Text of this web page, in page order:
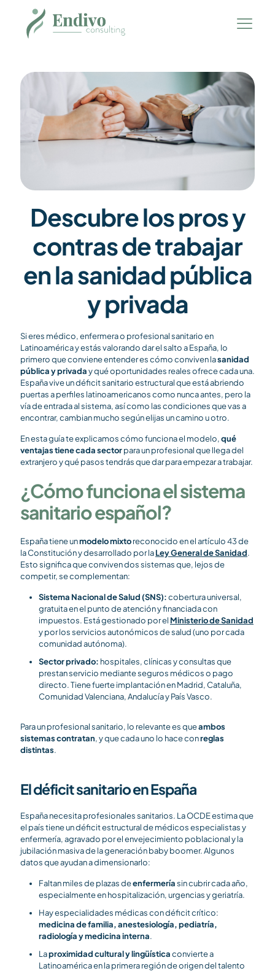
Descubre los pros y
contras de trabajar
en la sanidad pública
y privada
Si eres médico, enfermera o profesional sanitario en
Latinoamérica y estás valorando dar el salto a España, lo
primero que conviene entender es cómo conviven lasanidad
pública y privaday qué oportunidades reales ofrece cada una.
España vive un déficit sanitario estructural que está abriendo
puertas a perfiles latinoamericanos como nunca antes, pero la
vía de entrada al sistema, así como las condiciones que vas a
encontrar, cambian mucho según elijas un camino u otro.
En esta guía te explicamos cómo funciona el modelo,qué
ventajas tiene cada sectorpara un profesional que llega del
extranjero y qué pasos tendrás que dar para empezar a trabajar.
¿Cómo funciona el sistema
sanitario español?
España tiene unmodelo mixtoreconocido en el artículo 43 de
la Constitución y desarrollado por laLey General de Sanidad.
Esto significa que conviven dos sistemas que, lejos de
competir, se complementan:
Sistema Nacional de Salud (SNS):cobertura universal,
gratuita en el punto de atención y financiada con
impuestos. Está gestionado por el Ministerio de Sanidad
y por los servicios autonómicos de salud (uno por cada
comunidad autónoma).
Sector privado: hospitales, clínicas y consultas que
prestan servicio mediante seguros médicos o pago
directo. Tiene fuerte implantación en Madrid, Cataluña,
Comunidad Valenciana, Andalucía y País Vasco.
Para un profesional sanitario, lo relevante es queambos
sistemas contratan, y que cada uno lo hace conreglas
distintas.
El déficit sanitario en España
España necesita profesionales sanitarios. La OCDE estima que
el país tiene un déficit estructural de médicos especialistas y
enfermería, agravado por el envejecimiento poblacional y la
jubilación masiva de la generación baby boomer. Algunos
datos que ayudan a dimensionarlo:
Faltan miles de plazas deenfermeríasin cubrir cada año,
especialmente en hospitalización, urgencias y geriatría.
Hay especialidades médicas con déficit crítico:
medicina de familia, anestesiología, pediatría,
radiología y medicina interna.
Laproximidad cultural y lingüísticaconvierte a
Latinoamérica en la primera región de origen del talento